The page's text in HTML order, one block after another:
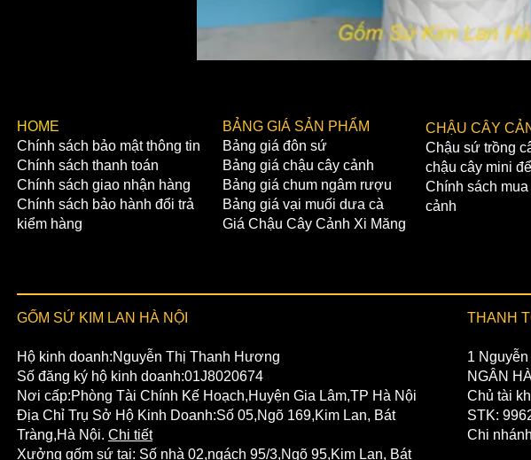
​HOME
Chính sách bảo mật thông tin
Chính sách thanh toán
Chính sách giao nhận hàng
Chính sách bảo hành đổi trả
kiểm hàng
BẢNG GIÁ SẢN PHẨM
Bảng giá đôn sứ
Bảng giá chậu cây cảnh
Bảng giá chum ngâm rượu
Bảng giá vại muối dưa cà
Giá Chậu Cây Cảnh Xi Măng
CHẬU CÂY
Chậu sứ trồng
chậu cây mini
Chính sách
cảnh
GỐM SỨ KIM LAN HÀ NỘI
Hộ kinh doanh:Nguyễn Thị Thanh Hương
Số đăng ký hộ kinh doanh:01J8020674
Nơi cấp:Phòng Tài Chính Kế Hoạch,Huyện Gia Lâm,TP Hà Nội
Địa Chỉ Trụ Sở Hộ Kinh Doanh:Số 05,Ngõ 169,Kim Lan, Bát
Tràng,Hà Nội. Chi tiết
Xưởng gốm sứ tại: Số nhà 02,ngách 95/3,Ngõ 95,Kim Lan, Bát
THANH
1
NGÂN
Chủ tài
STK:
Chi